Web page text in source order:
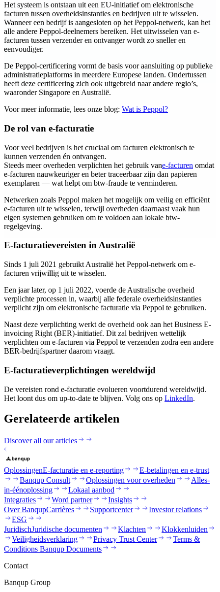
Het systeem is ontstaan uit een EU-initiatief om elektronische
facturen tussen overheidsinstanties en bedrijven uit te wisselen.
Wanneer een bedrijf is aangesloten op het Peppol-netwerk, kan het
alle andere Peppol-deelnemers bereiken. Het uitwisselen van e-
facturen tussen verzender en ontvanger wordt zo sneller en
eenvoudiger.
De Peppol-certificering vormt de basis voor aansluiting op publieke
administratieplatforms in meerdere Europese landen. Ondertussen
heeft deze certificering zich ook uitgebreid naar andere regio’s,
waaronder Singapore en Australië.
Voor meer informatie, lees onze blog: Wat is Peppol?
De rol van e-facturatie
Voor veel bedrijven is het cruciaal om facturen elektronisch te
kunnen verzenden én ontvangen.
Steeds meer overheden verplichten het gebruik vane-facturen omdat
e-facturen nauwkeuriger en beter traceerbaar zijn dan papieren
exemplaren — wat helpt om btw-fraude te verminderen.
Netwerken zoals Peppol maken het mogelijk om veilig en efficiënt
e-facturen uit te wisselen, terwijl overheden daarnaast vaak hun
eigen systemen gebruiken om te voldoen aan lokale btw-
regelgeving.
E-facturatievereisten in Australië
Sinds 1 juli 2021 gebruikt Australië het Peppol-netwerk om e-
facturen vrijwillig uit te wisselen.
Een jaar later, op 1 juli 2022, voerde de Australische overheid
verplichte processen in, waarbij alle federale overheidsinstanties
verplicht zijn om elektronische facturatie via Peppol te gebruiken.
Naast deze verplichting werkt de overheid ook aan het Business E-
invoicing Right (BER)-initiatief. Dit zal bedrijven wettelijk
verplichten om e-facturen via Peppol te verzenden zodra een andere
BER-bedrijfspartner daarom vraagt.
E-facturatieverplichtingen wereldwijd
De vereisten rond e-facturatie evolueren voortdurend wereldwijd.
Het loont dus om up-to-date te blijven. Volg ons op LinkedIn.
Gerelateerde artikelen
Discover all our articles
OplossingenE-facturatie en e-reporting
E-betalingen en e-trust
Banqup Consult
Oplossingen voor overheden
Alles-
in-éénoplossing
Lokaal aanbod
Integraties
Word partner
Insights
Over BanqupCarrières Supportcenter
Investor relations
ESG
JuridischJuridische documenten Klachten
Klokkenluiden
Veiligheidsverklaring
Privacy Trust Center
Terms &
Conditions Banqup Documents
Contact
Banqup Group